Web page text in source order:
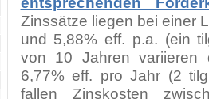
Zinssätze liegen bei einer
und 5,88% eff. p.a. (ein
von 10 Jahren variieren
6,77% eff. pro Jahr (2
fallen Zinskosten